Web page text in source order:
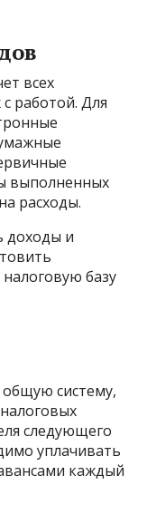
всех
работой. Для
выполненных
расходы.
доходы и
базу
систему,
следующего
уплачивать
каждый